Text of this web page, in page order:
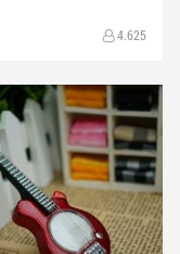
4.625